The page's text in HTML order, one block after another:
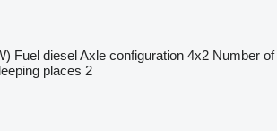
Fuel dieselAxle configuration 4x2 Number of
places 2